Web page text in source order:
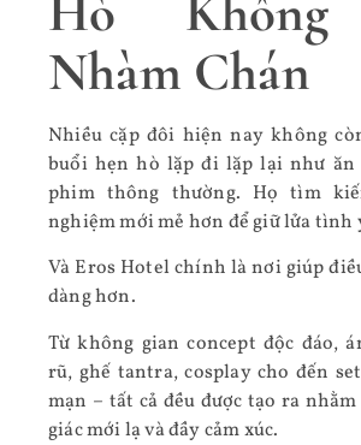
Hò
Nhàm Chán
Nhiều cặp đôi hiện nay không
buổi hẹn hò lặp đi lặp lại như ăn
phim thông thường. Họ tìm
nghiệm mới mẻ hơn để giữ lửa tình
Và Eros Hotel chính là nơi giúp
dàng hơn.
Từ không gian concept độc đáo,
rũ, ghế tantra, cosplay cho đến
mạn – tất cả đều được tạo ra
giác mới lạ và đầy cảm xúc.